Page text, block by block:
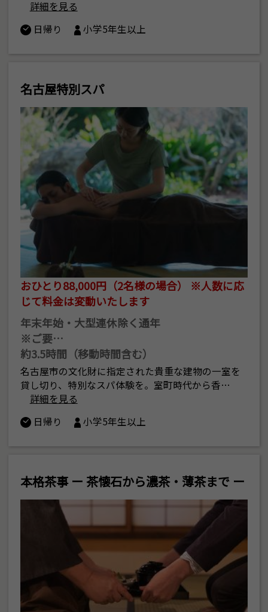
詳細を見る
日帰り
小学5年生以上
名古屋特別スパ
おひとり88,000円（2名様の場合） ※人数に応
じて料金は変動いたします
年末年始・大型連休除く通年
※ご要…
約3.5時間（移動時間含む）
名古屋市の文化財に指定された貴重な建物の一室を
貸し切り、特別なスパ体験を。室町時代から香…
詳細を見る
日帰り
小学5年生以上
本格茶事 ー 茶懐石から濃茶・薄茶まで ー